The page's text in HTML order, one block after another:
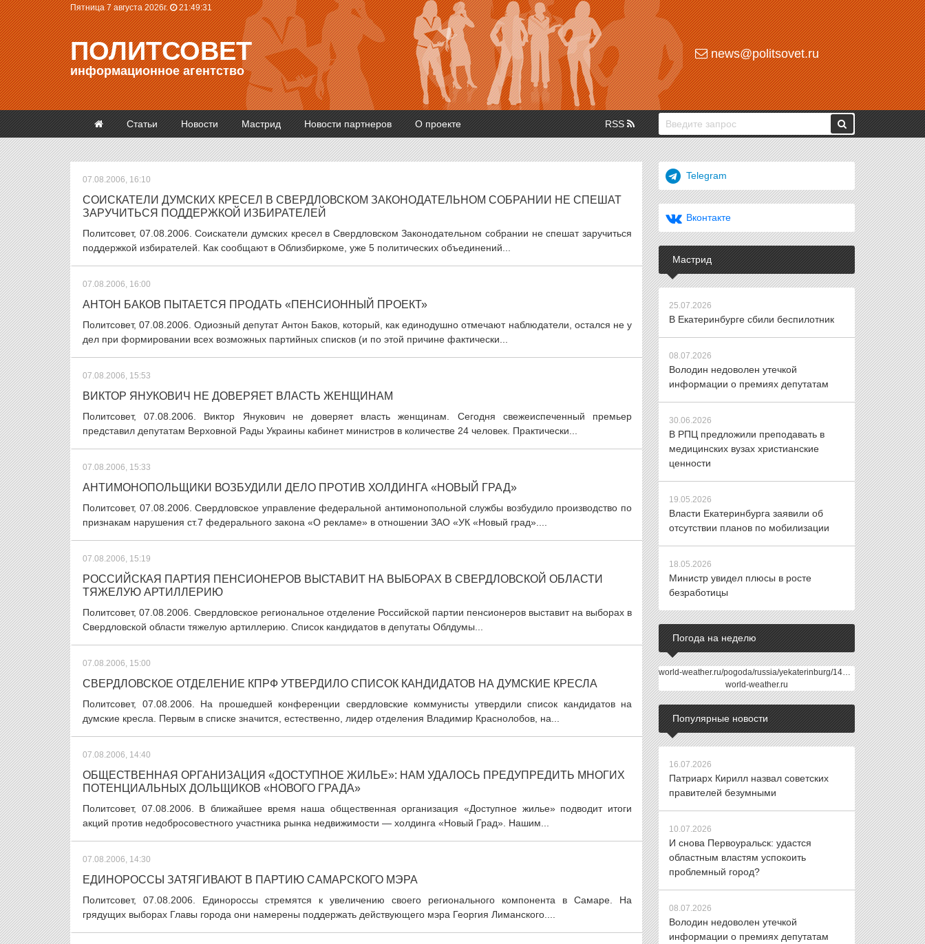
Пятница 7 августа 2026г. 21:49:32
ПОЛИТСОВЕТ
информационное агентство
news@politsovet.ru
Статьи Новости Мастрид Новости партнеров О проекте RSS
07.08.2006, 16:10
СОИСКАТЕЛИ ДУМСКИХ КРЕСЕЛ В СВЕРДЛОВСКОМ ЗАКОНОДАТЕЛЬНОМ СОБРАНИИ НЕ СПЕШАТ
ЗАРУЧИТЬСЯ ПОДДЕРЖКОЙ ИЗБИРАТЕЛЕЙ
Политсовет, 07.08.2006. Соискатели думских кресел в Свердловском Законодательном собрании не спешат заручиться
поддержкой избирателей. Как сообщают в Облизбиркоме, уже 5 политических объединений...
07.08.2006, 16:00
АНТОН БАКОВ ПЫТАЕТСЯ ПРОДАТЬ «ПЕНСИОННЫЙ ПРОЕКТ»
Политсовет, 07.08.2006. Одиозный депутат Антон Баков, который, как единодушно отмечают наблюдатели, остался не у
дел при формировании всех возможных партийных списков (и по этой причине фактически...
07.08.2006, 15:53
ВИКТОР ЯНУКОВИЧ НЕ ДОВЕРЯЕТ ВЛАСТЬ ЖЕНЩИНАМ
Политсовет, 07.08.2006. Виктор Янукович не доверяет власть женщинам. Сегодня свежеиспеченный премьер
представил депутатам Верховной Рады Украины кабинет министров в количестве 24 человек. Практически...
07.08.2006, 15:33
АНТИМОНОПОЛЬЩИКИ ВОЗБУДИЛИ ДЕЛО ПРОТИВ ХОЛДИНГА «НОВЫЙ ГРАД»
Политсовет, 07.08.2006. Свердловское управление федеральной антимонопольной службы возбудило производство по
признакам нарушения ст.7 федерального закона «О рекламе» в отношении ЗАО «УК «Новый град»....
07.08.2006, 15:19
РОССИЙСКАЯ ПАРТИЯ ПЕНСИОНЕРОВ ВЫСТАВИТ НА ВЫБОРАХ В СВЕРДЛОВСКОЙ ОБЛАСТИ
ТЯЖЕЛУЮ АРТИЛЛЕРИЮ
Политсовет, 07.08.2006. Свердловское региональное отделение Российской партии пенсионеров выставит на выборах в
Свердловской области тяжелую артиллерию. Список кандидатов в депутаты Облдумы...
07.08.2006, 15:00
СВЕРДЛОВСКОЕ ОТДЕЛЕНИЕ КПРФ УТВЕРДИЛО СПИСОК КАНДИДАТОВ НА ДУМСКИЕ КРЕСЛА
Политсовет, 07.08.2006. На прошедшей конференции свердловские коммунисты утвердили список кандидатов на
думские кресла. Первым в списке значится, естественно, лидер отделения Владимир Краснолобов, на...
07.08.2006, 14:40
ОБЩЕСТВЕННАЯ ОРГАНИЗАЦИЯ «ДОСТУПНОЕ ЖИЛЬЕ»: НАМ УДАЛОСЬ ПРЕДУПРЕДИТЬ МНОГИХ
ПОТЕНЦИАЛЬНЫХ ДОЛЬЩИКОВ «НОВОГО ГРАДА»
Политсовет, 07.08.2006. В ближайшее время наша общественная организация «Доступное жилье» подводит итоги
акций против недобросовестного участника рынка недвижимости — холдинга «Новый Град». Нашим...
07.08.2006, 14:30
ЕДИНОРОССЫ ЗАТЯГИВАЮТ В ПАРТИЮ САМАРСКОГО МЭРА
Политсовет, 07.08.2006. Единороссы стремятся к увеличению своего регионального компонента в Самаре. На
грядущих выборах Главы города они намерены поддержать действующего мэра Георгия Лиманского....
Telegram
Вконтакте
Мастрид
25.07.2026
В Екатеринбурге сбили беспилотник
08.07.2026
Володин недоволен утечкой
информации о премиях депутатам
30.06.2026
В РПЦ предложили преподавать в
медицинских вузах христианские
ценности
19.05.2026
Власти Екатеринбурга заявили об
отсутствии планов по мобилизации
18.05.2026
Министр увидел плюсы в росте
безработицы
Погода на неделю
world-weather.ru/pogoda/russia/yekaterinburg/14days/
world-weather.ru
Популярные новости
16.07.2026
Патриарх Кирилл назвал советских
правителей безумными
10.07.2026
И снова Первоуральск: удастся
областным властям успокоить
проблемный город?
08.07.2026
Володин недоволен утечкой
информации о премиях депутатам